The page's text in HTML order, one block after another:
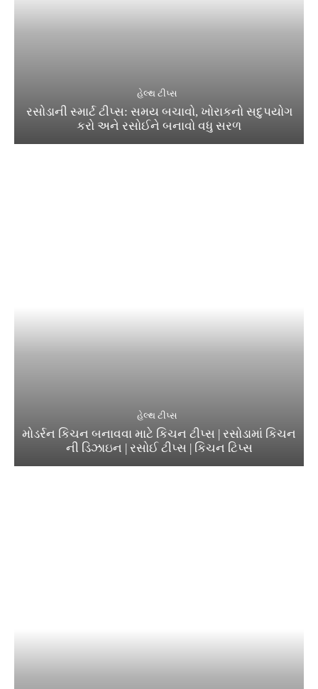
હેલ્થ ટીપ્સ
રસોડાની સ્માર્ટ ટીપ્સ: સમય બચાવો, ખોરાકનો સદુપયોગ
કરો અને રસોઈને બનાવો વધુ સરળ
હેલ્થ ટીપ્સ
મોડર્રન કિચન બનાવવા માટે કિચન ટીપ્સ | રસોડામાં કિચન
ની ડિઝાઇન | રસોઈ ટીપ્સ | કિચન ટિપ્સ